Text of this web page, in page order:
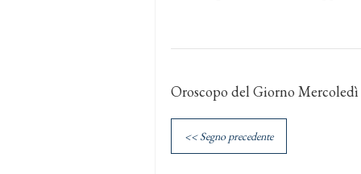
Oroscopo del Giorno
<< Segno precedente